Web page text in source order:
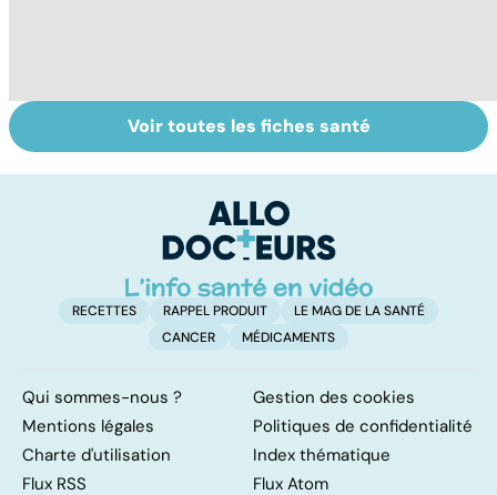
Tout savoir sur
les infections
Inflammation des
amygdales : que
d'angine ?
Voir toutes les fiches santé
RECETTES RAPPEL PRODUIT
LE MAG DE LA SANTÉ
CANCER
MÉDICAMENTS
Qui sommes-nous ?
Gestion des cookies
Mentions légales
Politiques de confidentialité
Charte d'utilisation
Index thématique
Flux RSS
Flux Atom